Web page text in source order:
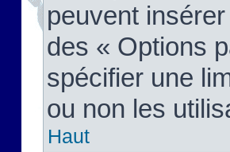
peuvent
des « Options
spécifier une
ou non les
Haut